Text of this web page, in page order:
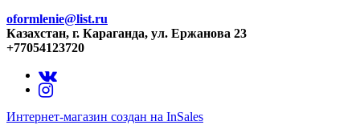
oformlenie@list.ru
Казахстан, г. Караганда, ул. Ержанова 23
+77054123720
Интернет-магазин создан на InSales